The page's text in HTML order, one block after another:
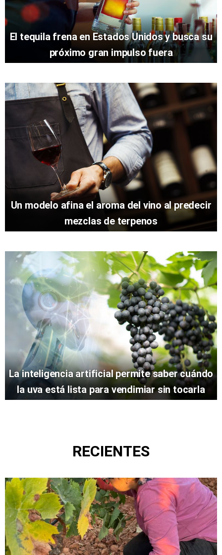
El tequila frena en Estados Unidos y busca su
próximo gran impulso fuera
Un modelo afina el aroma del vino al predecir
mezclas de terpenos
La inteligencia artificial permite saber cuándo
la uva está lista para vendimiar sin tocarla
RECIENTES